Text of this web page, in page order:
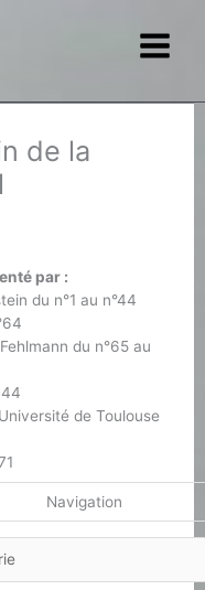
de la
par :
du n°1 au n°44
du n°65 au
de Toulouse
Navigation